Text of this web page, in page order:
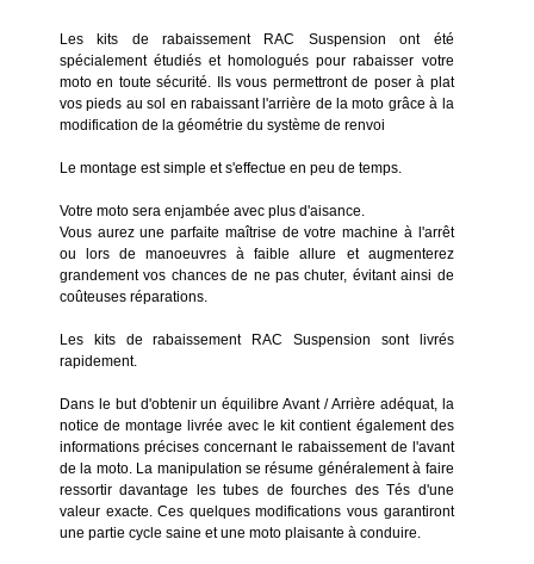
Les kits de rabaissement RAC Suspension ont été
spécialement étudiés et homologués pour rabaisser votre
moto en toute sécurité. Ils vous permettront de poser à plat
vos pieds au sol en rabaissant l'arrière de la moto grâce à la
modification de la géométrie du système de renvoi
Le montage est simple et s'effectue en peu de temps.
Votre moto sera enjambée avec plus d'aisance.
Vous aurez une parfaite maîtrise de votre machine à l'arrêt
ou lors de manoeuvres à faible allure et augmenterez
grandement vos chances de ne pas chuter, évitant ainsi de
coûteuses réparations.
Les kits de rabaissement RAC Suspension sont livrés
rapidement.
Dans le but d'obtenir un équilibre Avant / Arrière adéquat, la
notice de montage livrée avec le kit contient également des
informations précises concernant le rabaissement de l'avant
de la moto. La manipulation se résume généralement à faire
ressortir davantage les tubes de fourches des Tés d'une
valeur exacte. Ces quelques modifications vous garantiront
une partie cycle saine et une moto plaisante à conduire.